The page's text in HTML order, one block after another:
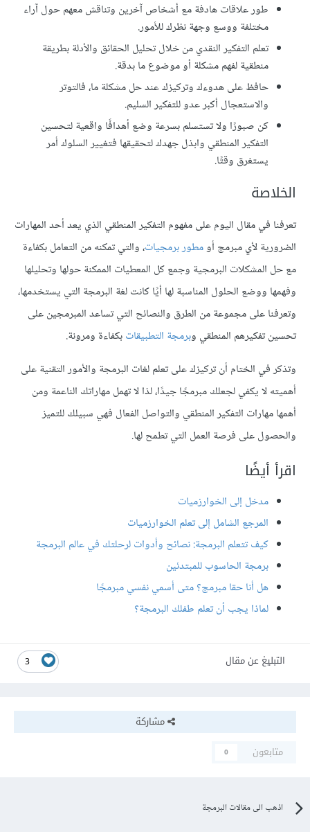
طور علاقات هادفة مع أشخاص آخرين وتناقش معهم حول آراء
مختلفة ووسع وجهة نظرك للأمور.
تعلم التفكير النقدي من خلال تحليل الحقائق والأدلة بطريقة
منطقية لفهم مشكلة أو موضوع ما بدقة.
حافظ على هدوءك وتركيزك عند حل مشكلة ما، فالتوتر
والاستعجال أكبر عدو للتفكير السليم.
كن صبورًا ولا تستسلم بسرعة وضع أهدافًا واقعية لتحسين
التفكير المنطقي وابذل جهدك لتحقيقها فتغيير السلوك أمر
يستغرق وقتًا.
الخلاصة
تعرفنا في مقال اليوم على مفهوم التفكير المنطقي الذي يعد أحد المهارات
الضرورية لأي مبرمج أومطور برمجيات، والتي تمكنه من التعامل بكفاءة
مع حل المشكلات البرمجية وجمع كل المعطيات الممكنة حولها وتحليلها
وفهمها ووضع الحلول المناسبة لها أيًا كانت لغة البرمجة التي يستخدمها،
وتعرفنا على مجموعة من الطرق والنصائح التي تساعد المبرمجين على
تحسين تفكيرهم المنطقي وبرمجة التطبيقاتبكفاءة ومرونة.
وتذكر في الختام أن تركيزك على تعلم لغات البرمجة والأمور التقنية على
أهميته لا يكفي لجعلك مبرمجًا جيدًا، لذا لا تهمل مهاراتك الناعمة ومن
أهمها مهارات التفكير المنطقي والتواصل الفعال فهي سبيلك للتميز
والحصول على فرصة العمل التي تطمح لها.
اقرأ أيضًا
مدخل إلى الخوارزميات
المرجع الشامل إلى تعلم الخوارزميات
كيف تتعلم البرمجة: نصائح وأدوات لرحلتك في عالم البرمجة
برمجة الحاسوب للمبتدئين
هل أنا حقا مبرمج؟ متى أسمي نفسي مبرمجًا
لماذا يجب أن تعلم طفلك البرمجة؟
3 التبليغ عن مقال
مشاركة
متابعون
0
اذهب الى مقالات البرمجة